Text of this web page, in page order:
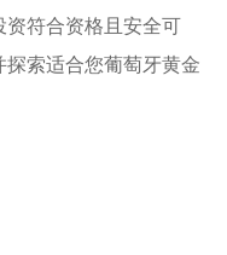
符合资格且安全可
索适合您葡萄牙黄金